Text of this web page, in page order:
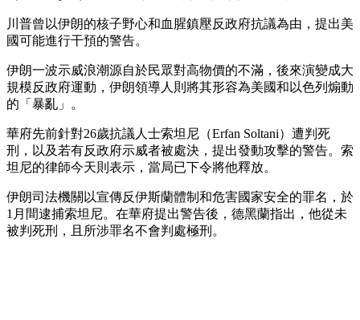
川普曾以伊朗的核子野心和血腥鎮壓反政府抗議為由，提出美
國可能進行干預的警告。
伊朗一波示威浪潮源自於民眾對高物價的不滿，後來演變成大
規模反政府運動，伊朗領導人則將其形容為美國和以色列煽動
的「暴亂」。
華府先前針對26歲抗議人士索坦尼（Erfan Soltani）遭判死
刑，以及若有反政府示威者被處決，提出發動攻擊的警告。索
坦尼的律師今天則表示，當局已下令將他釋放。
伊朗司法機關以宣傳反伊斯蘭體制和危害國家安全的罪名，於
1月間逮捕索坦尼。在華府提出警告後，德黑蘭指出，他從未
被判死刑，且所涉罪名不會判處極刑。